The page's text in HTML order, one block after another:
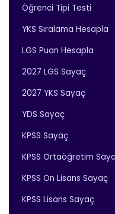
Öğrenci Tipi Testi
YKS Sıralama Hesapla
LGS Puan Hesapla
2027 LGS Sayaç
2027 YKS Sayaç
YDS Sayaç
KPSS Sayaç
KPSS Ortaöğretim
KPSS Ön Lisans Sayaç
KPSS Lisans Sayaç